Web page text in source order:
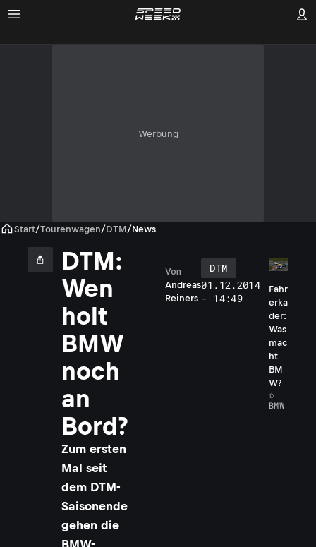
Werbung
Start/Tourenwagen/DTM/News
DTM:
Wen
holt
BMW
noch
an
Bord?
Zum ersten
Mal seit
dem DTM-
Saisonende
gehen die
BMW-
Andreas
Reiners
Von
DTM
01.12.2014
- 14:49
Fahr
erka
der:
Was
mac
ht
BM
W?
©
BMW